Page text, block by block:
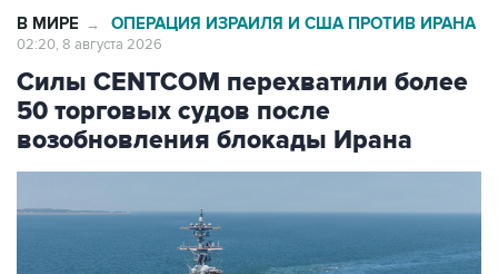
В МИРЕ → ОПЕРАЦИЯ ИЗРАИЛЯ И США ПРОТИВ ИРАНА
02:20, 8 августа 2026
Силы CENTCOM перехватили более
50 торговых судов после
возобновления блокады Ирана